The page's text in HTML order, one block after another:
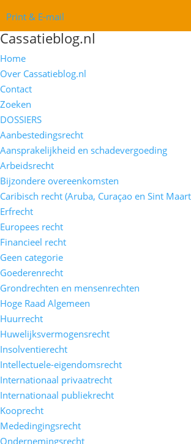
Print & E-mail
Cassatieblog.nl
Home
Over Cassatieblog.nl
Contact
Zoeken
DOSSIERS
Aanbestedingsrecht
Aansprakelijkheid en schadevergoeding
Arbeidsrecht
Bijzondere overeenkomsten
Caribisch recht (Aruba, Curaçao en Sint
Erfrecht
Europees recht
Financieel recht
Geen categorie
Goederenrecht
Grondrechten en mensenrechten
Hoge Raad Algemeen
Huurrecht
Huwelijksvermogensrecht
Insolventierecht
Intellectuele-eigendomsrecht
Internationaal privaatrecht
Internationaal publiekrecht
Kooprecht
Mededingingsrecht
Ondernemingsrecht